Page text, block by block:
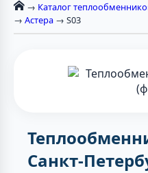
→ Каталог
→ Астера → S03
Санкт-